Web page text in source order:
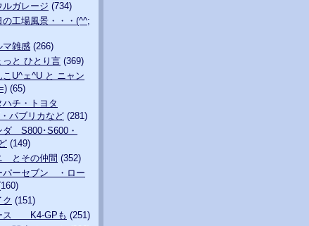
ルガレージ (734)
の工場風景・・・(^^;
マ雑感 (266)
っと ひとり言 (369)
こU^ェ^U と ニャン
(65)
ハチ・トヨタ
パブリカなど (281)
ダ S800･S600・
(149)
とその仲間 (352)
パーセブン ・ロー
ク (151)
ス K4-GPも (251)